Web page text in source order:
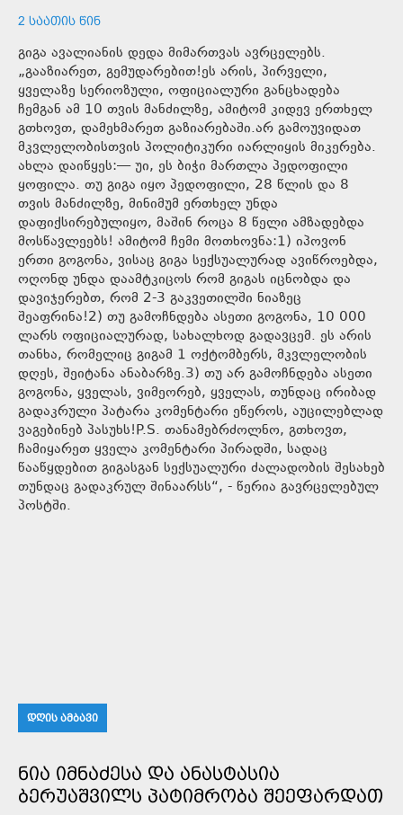
2 ᲡᲐᲐᲗᲘᲡ ᲬᲘᲜ
გიგა ავალიანის დედა მიმართვას ავრცელებს.
„გააზიარეთ, გემუდარებით!ეს არის, პირველი,
ყველაზე სერიოზული, ოფიციალური განცხადება
ჩემგან ამ 10 თვის მანძილზე, ამიტომ კიდევ ერთხელ
გთხოვთ, დამეხმარეთ გაზიარებაში.არ გამოუვიდათ
მკვლელობისთვის პოლიტიკური იარლიყის მიკერება.
ახლა დაიწყეს:— უი, ეს ბიჭი მართლა პედოფილი
ყოფილა. თუ გიგა იყო პედოფილი, 28 წლის და 8
თვის მანძილზე, მინიმუმ ერთხელ უნდა
დაფიქსირებულიყო, მაშინ როცა 8 წელი ამზადებდა
მოსწავლეებს! ამიტომ ჩემი მოთხოვნა:1) იპოვონ
ერთი გოგონა, ვისაც გიგა სექსუალურად ავიწროებდა,
ოღონდ უნდა დაამტკიცოს რომ გიგას იცნობდა და
დავიჯერებთ, რომ 2-3 გაკვეთილში ნიაზეც
შეაფრინა!2) თუ გამოჩნდება ასეთი გოგონა, 10 000
ლარს ოფიციალურად, სახალხოდ გადავცემ. ეს არის
თანხა, რომელიც გიგამ 1 ოქტომბერს, მკვლელობის
დღეს, შეიტანა ანაბარზე.3) თუ არ გამოჩნდება ასეთი
გოგონა, ყველას, ვიმეორებ, ყველას, თუნდაც ირიბად
გადაკრული პატარა კომენტარი ეწეროს, აუცილებლად
ვაგებინებ პასუხს!P.S. თანამებრძოლნო, გთხოვთ,
ჩამიყარეთ ყველა კომენტარი პირადში, სადაც
წააწყდებით გიგასგან სექსუალური ძალადობის შესახებ
თუნდაც გადაკრულ შინაარსს“, - წერია გავრცელებულ
პოსტში.
ᲓᲦᲘᲡ ᲐᲛᲑᲐᲕᲘ
ᲜᲘᲐ ᲘᲛᲜᲐᲫᲔᲡᲐ ᲓᲐ ᲐᲜᲐᲡᲢᲐᲡᲘᲐ
ᲑᲔᲠᲣᲐᲨᲕᲘᲚᲡ ᲞᲐᲢᲘᲛᲠᲝᲑᲐ ᲨᲔᲔᲤᲐᲠᲓᲐᲗ